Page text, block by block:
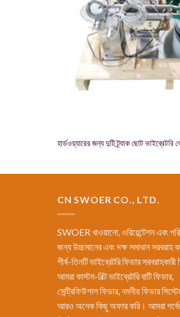
হার্ডওয়্যারের জন্য দুটি ট্র্যাক ছোট ভাইব্রেটরি
CN SWOER CO., LTD.
SWOER খাওয়ানো, ওরিয়েন্টেশন এবং
জন্য উচ্চমানের এবং দক্ষ সমাধান সরবরাহ
শীর্ষ-তিনটি ভাইব্রেটরি ফিডার সরবরাহকারী
আমরা কাস্টম-বিল্ট ভাইব্রেটরি বাটি ফিডার,
সেন্ট্রিফিউগাল ফিডার, নমনীয় ফিডার
আরও অনেক কিছু অফার করি। আমরা